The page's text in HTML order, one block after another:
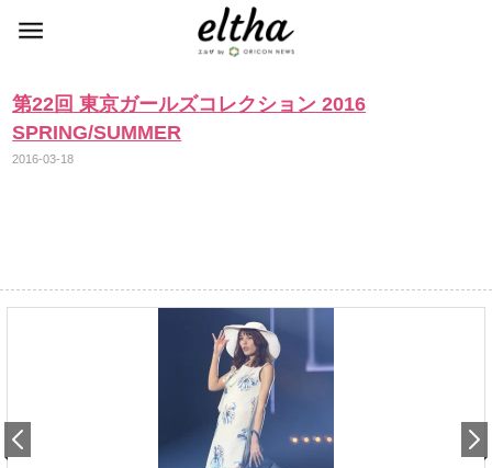
第22回 東京ガールズコレクション 2016
SPRING/SUMMER
2016-03-18